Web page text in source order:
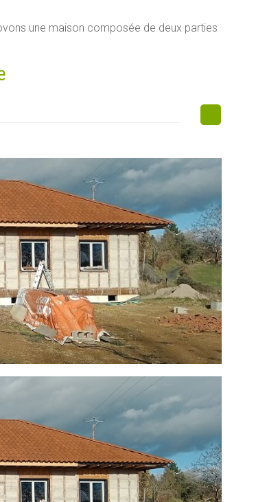
une maison composée de deux parties